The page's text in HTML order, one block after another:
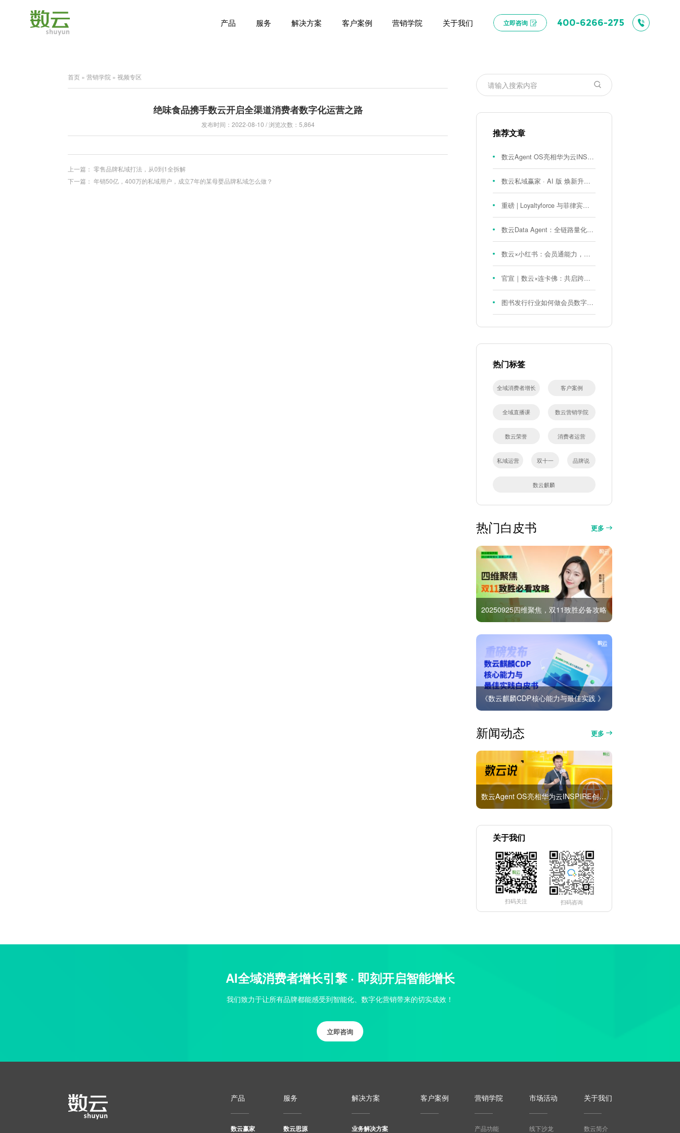
产品 服务 解决方案 客户案例 营销学院 关于我们 立即咨询 400-6266-275
首页 »营销学院 »视频专区
绝味食品携手数云开启全渠道消费者数字化运营之路
发布时间：2022-08-10 / 浏览次数：5,864
上一篇：零售品牌私域打法，从0到1全拆解
下一篇：年销50亿，400万的私域用户，成立7年的某母婴品牌私域怎么做？
推荐文章
数云Agent OS亮相华为云INSPIRE创想者大会：以AI重构消费者运营与零售营销新范式
数云私域赢家 · AI 版 焕新升级！
重磅 | Loyaltyforce 与菲律宾零售巨头 SM 集团达成战略合作，携手开启 SMAC 会员数智化运营新征程
数云Data Agent：全链路量化评测体系，炼就零售数据分析精准力
数云×小红书：会员通能力，重磅发布！
官宣｜数云×连卡佛：共启跨境会员运营新征程，重塑消费联结新体验
图书发行行业如何做会员数字化?河南新华书店给打了个样！
热门标签
全域消费者增长 客户案例
全域直播课 数云营销学院
数云荣誉 消费者运营
私域运营 双十一 品牌说
数云麒麟
热门白皮书 更多
20250925四维聚焦，双11致胜必备攻略
《数云麒麟CDP核心能力与最佳实践 》
新闻动态 更多
数云Agent OS亮相华为云INSPIRE创想者大会：以AI重构消费者运营与零售营销新范式
关于我们
扫码关注 扫码咨询
AI全域消费者增长引擎 · 即刻开启智能增长
我们致力于让所有品牌都能感受到智能化、数字化营销带来的切实成效！
立即咨询
产品
数云赢家
服务
数云思源
解决方案
业务解决方案
客户案例 营销学院
产品功能
市场活动
线下沙龙
关于我们
数云简介